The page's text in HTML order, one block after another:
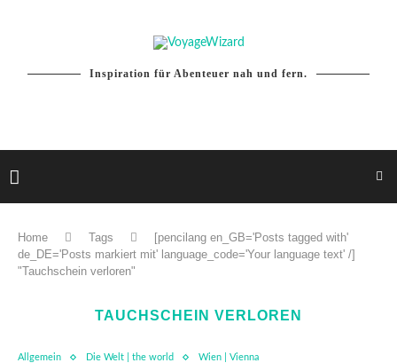
Inspiration für Abenteuer nah und fern.
Home Tags
[pencilang en_GB='Posts tagged with'
de_DE='Posts markiert mit' language_code='Your language text' /]
"Tauchschein verloren"
TAUCHSCHEIN VERLOREN
Allgemein Die Welt | the world Wien | Vienna